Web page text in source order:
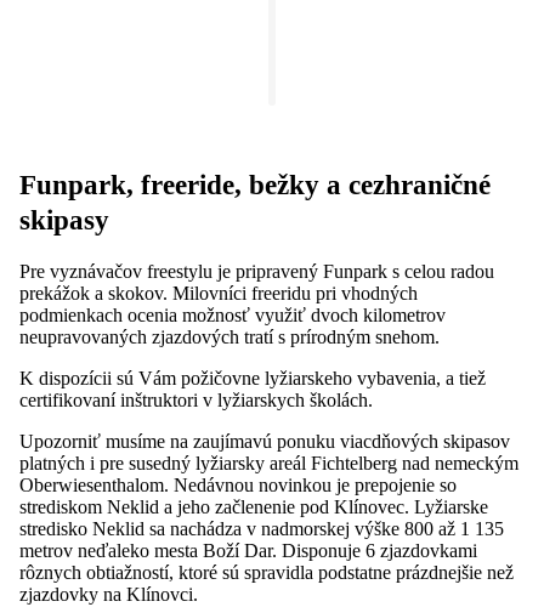
Funpark, freeride, bežky a cezhraničné
skipasy
Pre vyznávačov freestylu je pripravený Funpark s celou radou
prekážok a skokov. Milovníci freeridu pri vhodných
podmienkach ocenia možnosť využiť dvoch kilometrov
neupravovaných zjazdových tratí s prírodným snehom.
K dispozícii sú Vám požičovne lyžiarskeho vybavenia, a tiež
certifikovaní inštruktori v lyžiarskych školách.
Upozorniť musíme na zaujímavú ponuku viacdňových skipasov
platných i pre susedný lyžiarsky areál Fichtelberg nad nemeckým
Oberwiesenthalom. Nedávnou novinkou je prepojenie so
strediskom Neklid a jeho začlenenie pod Klínovec. Lyžiarske
stredisko Neklid sa nachádza v nadmorskej výške 800 až 1 135
metrov neďaleko mesta Boží Dar. Disponuje 6 zjazdovkami
rôznych obtiažností, ktoré sú spravidla podstatne prázdnejšie než
zjazdovky na Klínovci.